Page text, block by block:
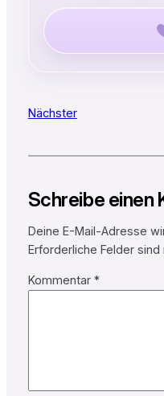
Nächster
Schreibe einen
Deine E-Mail-Adresse
Erforderliche Felder sind
Kommentar *